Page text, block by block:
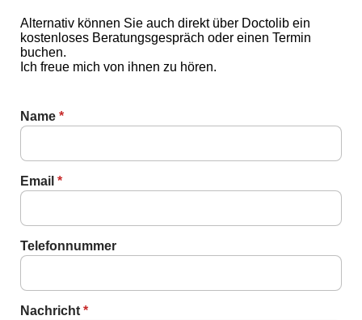
Alternativ können Sie auch direkt über Doctolib ein
kostenloses Beratungsgespräch oder einen Termin
buchen.
Ich freue mich von ihnen zu hören.
Name *
Nachricht
Telefonnummer
Email *
Telefonnummer
Nachricht *